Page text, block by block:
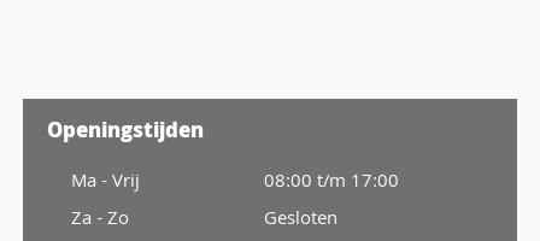
Openingstijden
Ma - Vrij
Za - Zo
08:00 t/m 17:00
Gesloten